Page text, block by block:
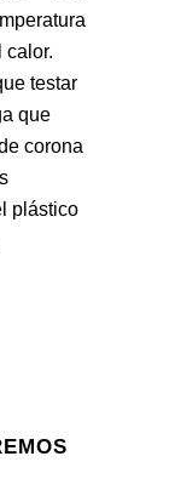
calor.
testar
que
corona
plástico